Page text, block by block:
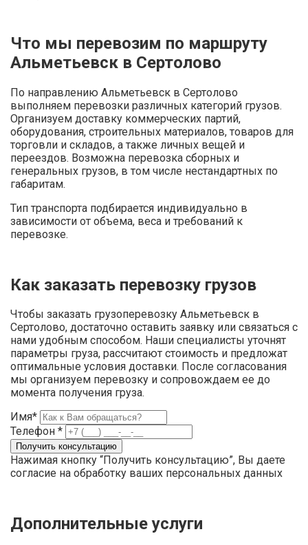
Что мы перевозим по маршруту
Альметьевск в Сертолово
По направлению Альметьевск в Сертолово
выполняем перевозки различных категорий грузов.
Организуем доставку коммерческих партий,
оборудования, строительных материалов, товаров для
торговли и складов, а также личных вещей и
переездов. Возможна перевозка сборных и
генеральных грузов, в том числе нестандартных по
габаритам.
Тип транспорта подбирается индивидуально в
зависимости от объема, веса и требований к
перевозке.
Как заказать перевозку грузов
Чтобы заказать грузоперевозку Альметьевск в
Сертолово, достаточно оставить заявку или связаться с
нами удобным способом. Наши специалисты уточнят
параметры груза, рассчитают стоимость и предложат
оптимальные условия доставки. После согласования
мы организуем перевозку и сопровождаем ее до
момента получения груза.
Имя*
Телефон *
Нажимая кнопку “Получить консультацию”, Вы даете
согласие на обработку ваших персональных данных
Дополнительные услуги